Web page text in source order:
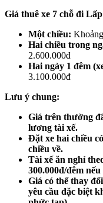
Giá thuê xe 7 chỗ đi
Một chiều:
Hai chiều trong
2.600.000đ
Hai ngày 1 đêm
3.100.000đ
Lưu ý chung:
Giá trên thường
lương tài xế.
Đặt xe hai chiều
chiều về.
Tài xế ăn nghỉ
300.000đ/đêm
Giá có thể thay
yêu cầu đặc biệt